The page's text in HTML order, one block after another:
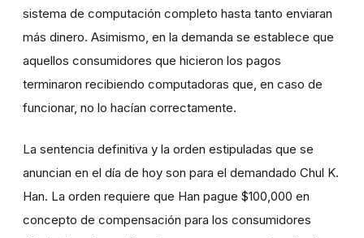
sistema de computación completo hasta tanto enviaran
más dinero. Asimismo, en la demanda se establece que
aquellos consumidores que hicieron los pagos
terminaron recibiendo computadoras que, en caso de
funcionar, no lo hacían correctamente.
La sentencia definitiva y la orden estipuladas que se
anuncian en el día de hoy son para el demandado Chul K.
Han. La orden requiere que Han pague $100,000 en
concepto de compensación para los consumidores